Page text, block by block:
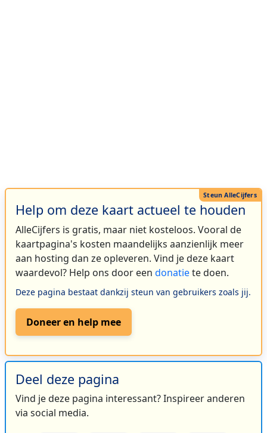
Help om deze kaart actueel te houden
AlleCijfers is gratis, maar niet kosteloos. Vooral de
kaartpagina's kosten maandelijks aanzienlijk meer
aan hosting dan ze opleveren. Vind je deze kaart
waardevol? Help ons door een donatiete doen.
Deze pagina bestaat dankzij steun van gebruikers zoals jij.
Doneer en help mee
Deel deze pagina
Vind je deze pagina interessant? Inspireer anderen
via social media.